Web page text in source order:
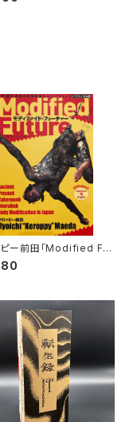
ピー前田「Modified Fut
ィファイド・フューチャ
ン本